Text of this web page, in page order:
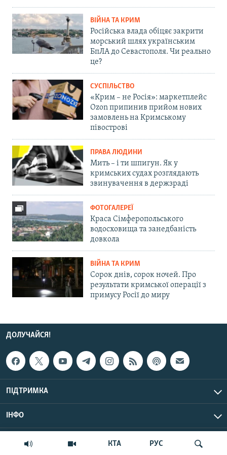
КТА РУС
ВІЙНА ТА КРИМ
Російська влада обіцяє закрити
морський шлях українським
БпЛА до Севастополя. Чи реально
це?
СУСПІЛЬСТВО
«Крим – не Росія»: маркетплейс
Ozon припинив прийом нових
замовлень на Кримському
півострові
ПРАВА ЛЮДИНИ
Мить – і ти шпигун. Як у
кримських судах розглядають
звинувачення в держзраді
ФОТОГАЛЕРЕЇ
Краса Сімферопольського
водосховища та занедбаність
довкола
ВІЙНА ТА КРИМ
Сорок днів, сорок ночей. Про
результати кримської операції з
примусу Росії до миру
ДОЛУЧАЙСЯ!
ПІДТРИМКА
ІНФО
© Крим.Реалії, 2026 | Усі права застережено.